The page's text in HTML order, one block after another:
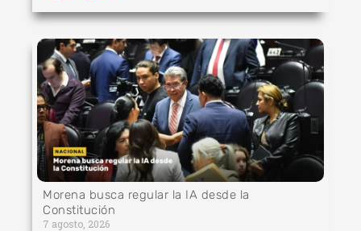
Morena busca regular la IA desde la
Constitución
7 agosto, 2026